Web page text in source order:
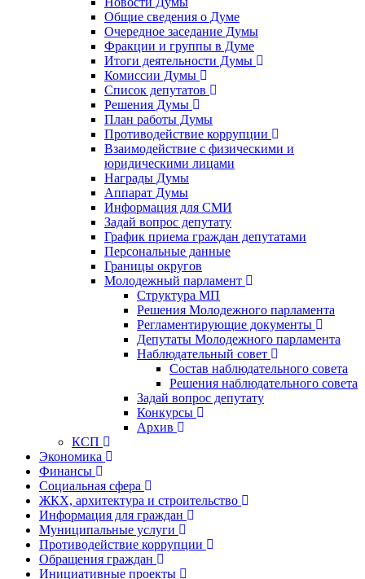
Общие сведения о Думе
Очередное заседание Думы
Фракции и группы в Думе
Итоги деятельности Думы
Комиссии Думы
Список депутатов
Решения Думы
План работы Думы
Противодействие коррупции
Взаимодействие с физическими и
юридическими лицами
Награды Думы
Аппарат Думы
Информация для СМИ
Задай вопрос депутату
График приема граждан депутатами
Персональные данные
Границы округов
Молодежный парламент
Структура МП
Решения Молодежного парламента
Регламентирующие документы
Депутаты Молодежного парламента
Наблюдательный совет
Состав наблюдательного совета
Решения наблюдательного совета
Задай вопрос депутату
Конкурсы
Архив
КСП
Экономика
Финансы
Социальная сфера
ЖКХ, архитектура и строительство
Информация для граждан
Муниципальные услуги
Противодействие коррупции
Обращения граждан
Инициативные проекты